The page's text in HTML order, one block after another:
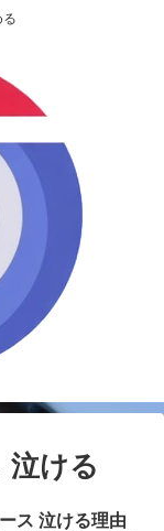
泣ける
ス 泣ける理由